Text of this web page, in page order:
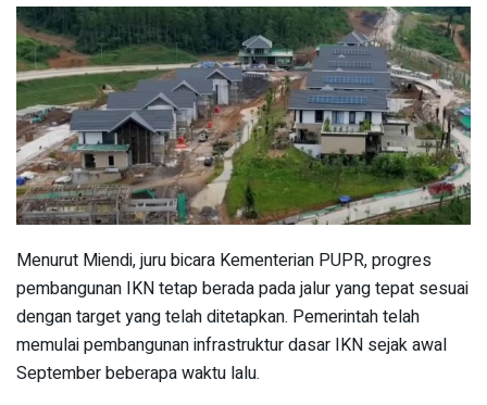
Menurut Miendi, juru bicara Kementerian PUPR, progres
pembangunan IKN tetap berada pada jalur yang tepat sesuai
dengan target yang telah ditetapkan. Pemerintah telah
memulai pembangunan infrastruktur dasar IKN sejak awal
September beberapa waktu lalu.